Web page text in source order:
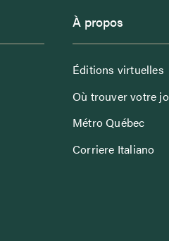
À propos
Éditions virtuelles
Où trouver votre
Métro Québec
Corriere Italiano